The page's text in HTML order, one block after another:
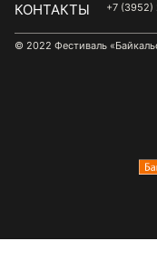
КОНТАКТЫ +7
© 2022 Фестиваль